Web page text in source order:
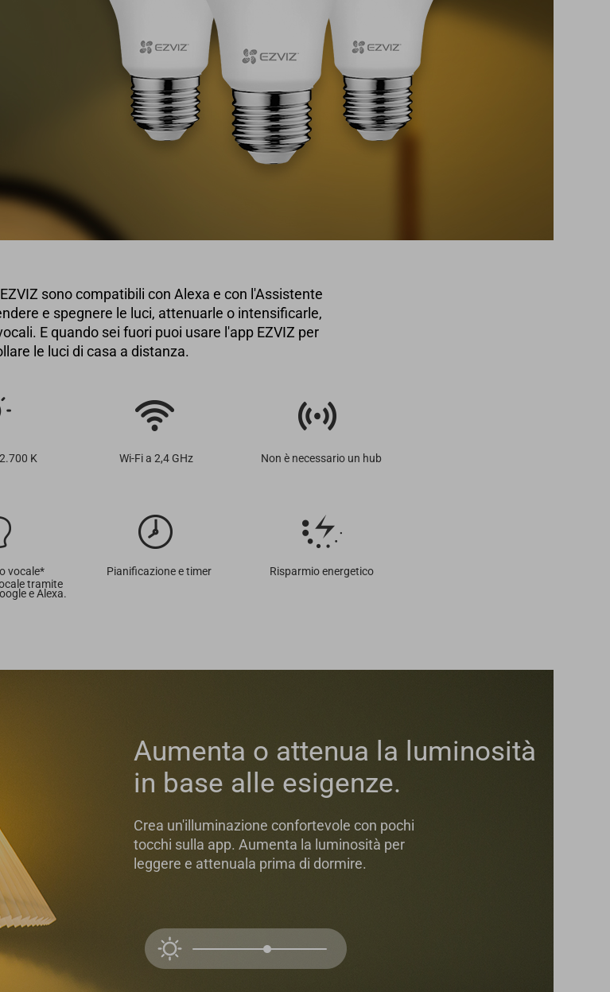
sono compatibili con Alexa e con l'Assistente
e spegnere le luci, attenuarle o intensificarle,
E quando sei fuori puoi usare l'app EZVIZ per
le luci di casa a distanza.
K Wi-Fi a 2,4 GHz Non è necessario un hub
vocale*
tramite
e Alexa.
Pianificazione e timer Risparmio energetico
Aumenta o attenua la luminosità
in base alle esigenze.
Crea un'illuminazione confortevole con pochi
tocchi sulla app. Aumenta la luminosità per
leggere e attenuala prima di dormire.